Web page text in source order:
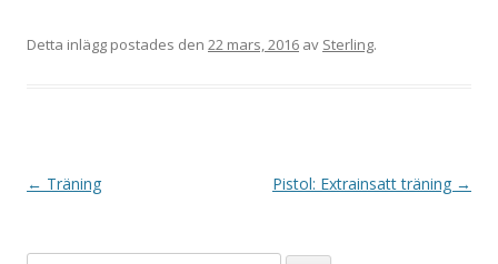
Detta inlägg postades den 22 mars, 2016 av Sterling.
I← Träning Pistol: Extrainsatt träning →